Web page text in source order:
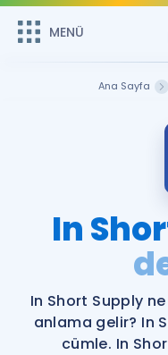
MENÜ
Remzi Hoca ile seni
MENÜ
Katılımcı Görüşleri
Faydalı Araçlar
Ücretsiz
Ana Sayfa
In
In Short Supply
anlama gelir? In
cümle. In